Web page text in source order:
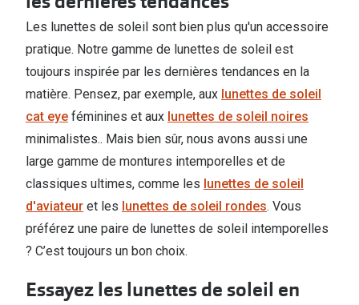
Les lunettes de soleil sont bien plus qu'un accessoire
pratique. Notre gamme de lunettes de soleil est
toujours inspirée par les dernières tendances en la
matière. Pensez, par exemple, aux lunettes de soleil
cat eye féminines et aux lunettes de soleil noires
minimalistes.. Mais bien sûr, nous avons aussi une
large gamme de montures intemporelles et de
classiques ultimes, comme les lunettes de soleil
d'aviateur et les lunettes de soleil rondes. Vous
préférez une paire de lunettes de soleil intemporelles
? C’est toujours un bon choix.
Essayez les lunettes de soleil en